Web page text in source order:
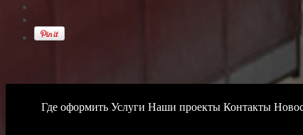
Где оформить Услуги Наши проекты Контакты